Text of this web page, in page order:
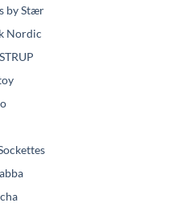
by Stær
Nordic